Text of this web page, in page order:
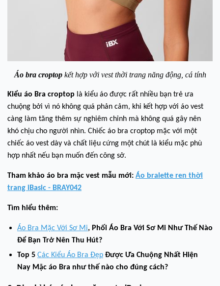
Áo bra croptopkết hợp với vest thời trang năng động, cá tính
Kiểu áo Bra croptop là kiểu áo được rất nhiều bạn trẻ ưa
chuộng bởi vì nó không quá phản cảm, khi kết hợp với áo vest
càng làm tăng thêm sự nghiêm chỉnh mà không quá gây nên
khó chịu cho người nhìn. Chiếc áo bra croptop mặc với một
chiếc áo vest dày và chất liệu cứng một chút là kiểu mặc phù
hợp nhất nếu bạn muốn đến công sở.
Tham khảo áo bra mặc vest mẫu mới: Áo bralette ren thời
trang iBasic - BRAY042
Tìm hiểu thêm:
Áo Bra Mặc Với Sơ Mi, Phối Áo Bra Với Sơ Mi Như Thế Nào
Để Bạn Trở Nên Thu Hút?
Top 5 Các Kiểu Áo Bra Đẹp Được Ưa Chuộng Nhất Hiện
Nay Mặc áo Bra như thế nào cho đúng cách?